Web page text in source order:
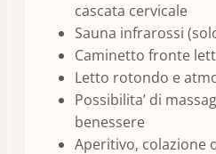
cascata cervicale
Sauna infrarossi
Caminetto fronte
Letto rotondo e
Possibilita’ di
benessere
Aperitivo, colazione